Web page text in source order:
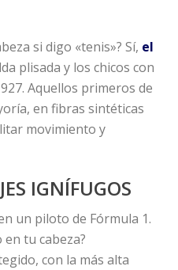
si digo «tenis»? Sí, el
plisada y los chicos con
Aquellos primeros de
en fibras sintéticas
movimiento y
IGNÍFUGOS
un piloto de Fórmula 1.
tu cabeza?
con la más alta